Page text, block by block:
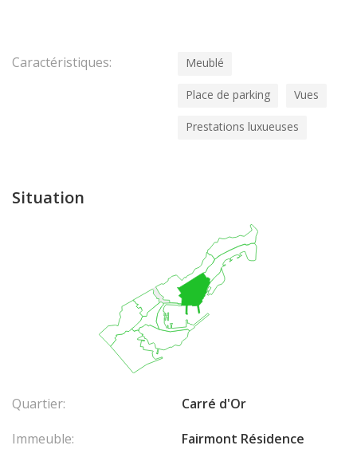
Caractéristiques: Meublé
Place de parking Vues
Prestations luxueuses
Situation
Quartier:
Carré d'Or
Immeuble:
Fairmont Résidence